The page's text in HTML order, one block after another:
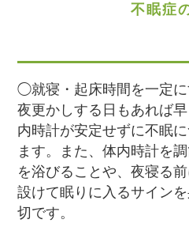
不眠症
◯就寝・起床時間を一定に
夜更かしする日もあれば
内時計が安定せずに不眠
ます。また、体内時計を
を浴びることや、夜寝る
設けて眠りに入るサイン
切です。